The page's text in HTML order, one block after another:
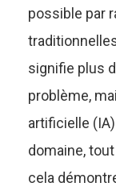
possible par
signifie plus
problème,
artificielle
domaine,
cela